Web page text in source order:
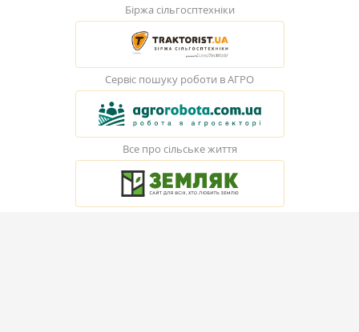
Біржа сільгосптехніки
Сервіс пошуку роботи в АГРО
Все про сільське життя